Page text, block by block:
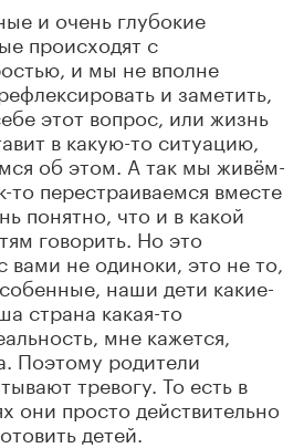
и очень глубокие
происходят с
и мы не вполне
и заметить,
этот вопрос, или жизнь
в какую-то ситуацию,
об этом. А так мы живём-
перестраиваемся вместе
понятно, что и в какой
говорить. Но это
вами не одиноки, это не то,
наши дети какие-
страна какая-то
мне кажется,
Поэтому родители
тревогу. То есть в
они просто действительно
детей.